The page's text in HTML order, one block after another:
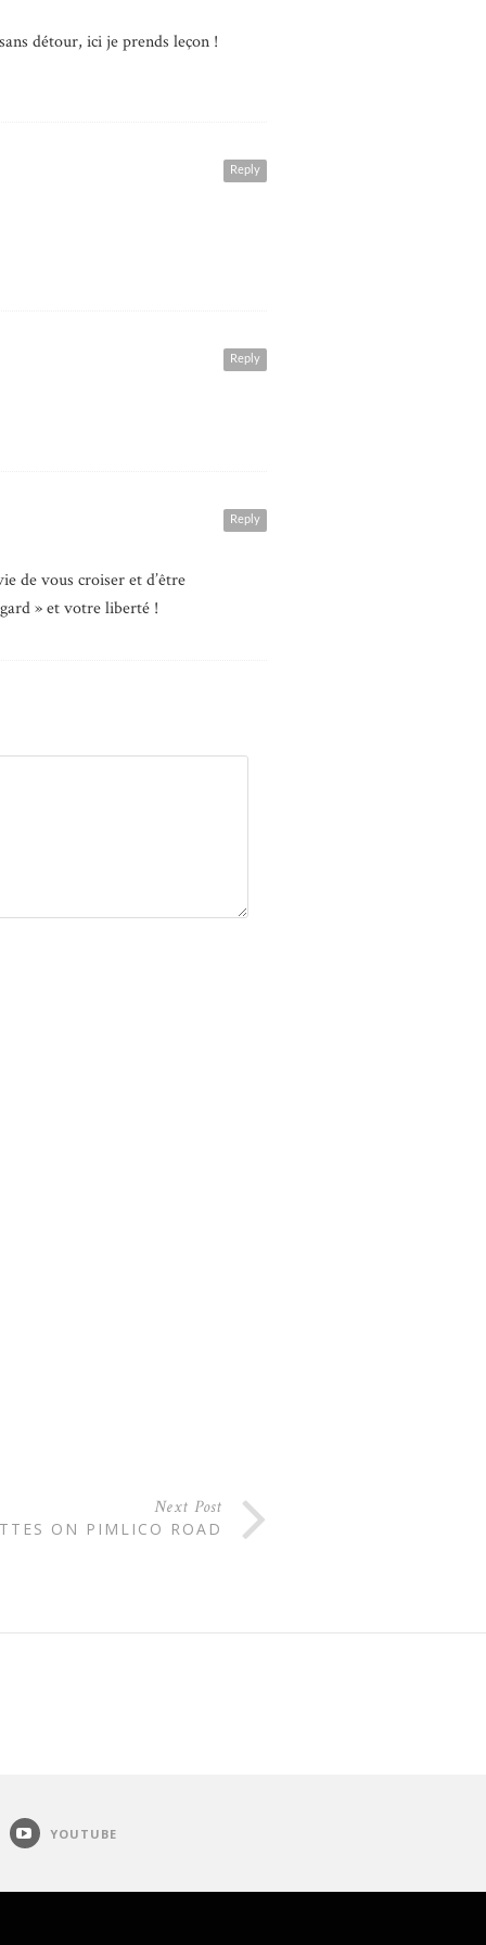
détour, ici je prends leçon !
Reply
Reply
Reply
de vous croiser et d’être
» et votre liberté !
Next Post
ON PIMLICO ROAD
YOUTUBE